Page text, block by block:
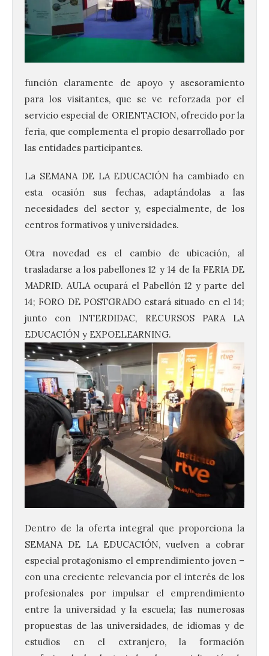
función claramente de apoyo y asesoramiento
para los visitantes, que se ve reforzada por el
servicio especial de ORIENTACION, ofrecido por la
feria, que complementa el propio desarrollado por
las entidades participantes.
La SEMANA DE LA EDUCACIÓN ha cambiado en
esta ocasión sus fechas, adaptándolas a las
necesidades del sector y, especialmente, de los
centros formativos y universidades.
Otra novedad es el cambio de ubicación, al
trasladarse a los pabellones 12 y 14 de la FERIA DE
MADRID. AULA ocupará el Pabellón 12 y parte del
14; FORO DE POSTGRADO estará situado en el 14;
junto con INTERDIDAC, RECURSOS PARA LA
EDUCACIÓN y EXPOELEARNING.
Dentro de la oferta integral que proporciona la
SEMANA DE LA EDUCACIÓN, vuelven a cobrar
especial protagonismo el emprendimiento joven –
con una creciente relevancia por el interés de los
profesionales por impulsar el emprendimiento
entre la universidad y la escuela; las numerosas
propuestas de las universidades, de idiomas y de
estudios en el extranjero, la formación